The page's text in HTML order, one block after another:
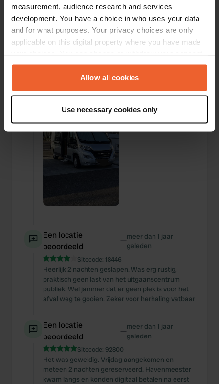
measurement, audience research and services
development. You have a choice in who uses your data
and for what purposes. Your privacy choices are only
applicable on this digital property where you have made
any time from the Cookie Declaration or by clicking on
the Privacy trigger icon.
Collect information about your geographical location
which can be accurate to within several meters
Identify your device by actively scanning it for
specific characteristics (fingerprinting)
Find out more about how your personal data is processed
our social media, advertising and analytics partners who
may combine it with other information that you’ve
provided to them or that they’ve collected from your use
of their services.
Allow all cookies
Use necessary cookies only
—
Een locatie
beoordeeld
—meer dan 1 jaar
geleden
Sitecode: 18446
Heerlijk 2 nachten geslapen. Was erg rustig,
praktisch geen last van het uitgaanscentrum
publiek. Wel jammer dat er geen plek is voor het
afval weg te gooien. Zeker voor herhaling vatbaar
Een locatie
beoordeeld
—meer dan 1 jaar
geleden
Sitecode: 92800
Het was geweldig. Vrijdag aangekomen en
meteen 2 nachten gereserveerd. Havenmeester
kwam langs en konden digitaal betalen na eerst